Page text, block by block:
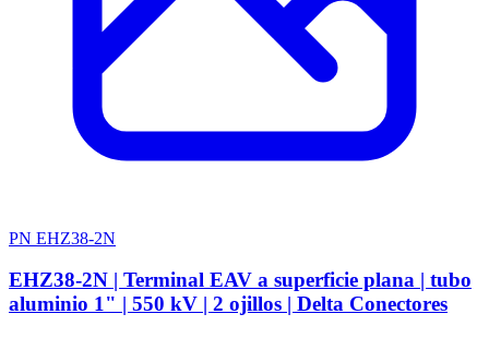
PN EHZ38-2N
EHZ38-2N | Terminal EAV a superficie plana | tubo
aluminio 1" | 550 kV | 2 ojillos | Delta Conectores